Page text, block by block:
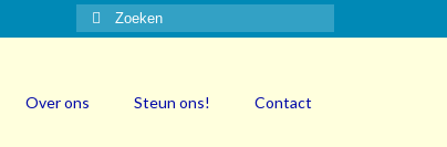
Zoeken
naar:
Over ons Steun ons! Contact